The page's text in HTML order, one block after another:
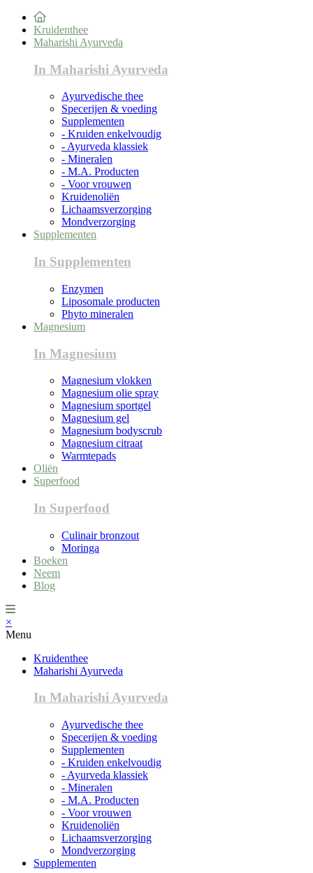
Kruidenthee
Maharishi Ayurveda
In Maharishi Ayurveda
Ayurvedische thee
Specerijen & voeding
Supplementen
- Kruiden enkelvoudig
- Ayurveda klassiek
- Mineralen
- M.A. Producten
- Voor vrouwen
Kruidenoliën
Lichaamsverzorging
Mondverzorging
Supplementen
In Supplementen
Enzymen
Liposomale producten
Phyto mineralen
Magnesium
In Magnesium
Magnesium vlokken
Magnesium olie spray
Magnesium sportgel
Magnesium gel
Magnesium bodyscrub
Magnesium citraat
Warmtepads
Oliën
Superfood
In Superfood
Culinair bronzout
Moringa
Boeken
Neem
Blog
×
Menu
Kruidenthee
Maharishi Ayurveda
In Maharishi Ayurveda
Ayurvedische thee
Specerijen & voeding
Supplementen
- Kruiden enkelvoudig
- Ayurveda klassiek
- Mineralen
- M.A. Producten
- Voor vrouwen
Kruidenoliën
Lichaamsverzorging
Mondverzorging
Supplementen